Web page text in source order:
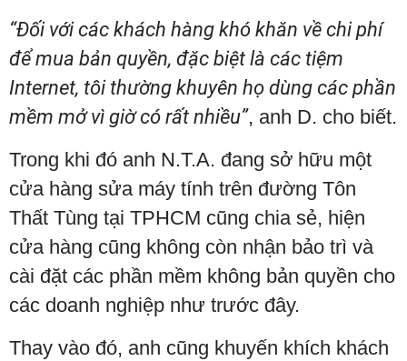
“Đối với các khách hàng khó khăn về chi phí
để mua bản quyền, đặc biệt là các tiệm
Internet, tôi thường khuyên họ dùng các phần
mềm mở vì giờ có rất nhiều”, anh D. cho biết.
Trong khi đó anh N.T.A. đang sở hữu một
cửa hàng sửa máy tính trên đường Tôn
Thất Tùng tại TPHCM cũng chia sẻ, hiện
cửa hàng cũng không còn nhận bảo trì và
cài đặt các phần mềm không bản quyền cho
các doanh nghiệp như trước đây.
Thay vào đó, anh cũng khuyến khích khách